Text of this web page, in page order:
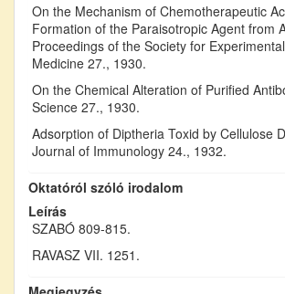
On the Mechanism of Chemotherapeutic
Formation of the Paraisotropic Agent from
Proceedings of the Society for
Medicine 27., 1930.
On the Chemical Alteration of Purified
Science 27., 1930.
Adsorption of Diptheria Toxid by Cellulose
Journal of Immunology 24., 1932.
Oktatóról szóló irodalom
Leírás
SZABÓ 809-815.
RAVASZ VII. 1251.